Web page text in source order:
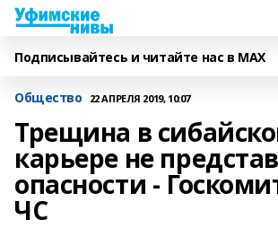
Подписывайтесь и читайте нас в MAX
Общество 22 АПРЕЛЯ 2019, 10:07
Трещина в
карьере не
опасности -
ЧС